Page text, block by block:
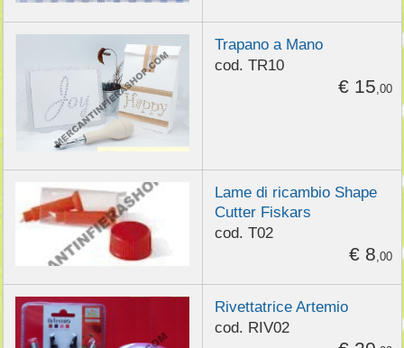
Trapano a Mano
cod. TR10
€ 15 ,00
Lame di ricambio Shape
Cutter Fiskars
cod. T02
€ 8 ,00
Rivettatrice Artemio
cod. RIV02